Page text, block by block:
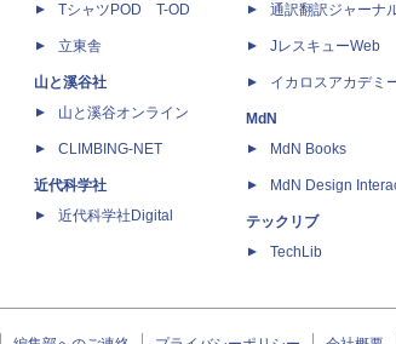
TシャツPOD T-OD
立東舎
山と溪谷社
山と溪谷オンライン
CLIMBING-NET
近代科学社
近代科学社Digital
通訳翻訳ジャーナ
JレスキューWeb
イカロスアカデミ
MdN
MdN Books
MdN Design
テックリブ
TechLib